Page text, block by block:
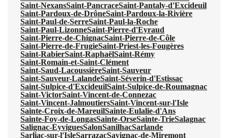
Saint-NexansSaint-PancraceSaint-Pantaly-d'Excideuil
Saint-Pardoux-de-DrôneSaint-Pardoux-la-Rivière
Saint-Paul-de-SerreSaint-Paul-la-Roche
Saint-Paul-LizonneSaint-Pierre-d'Eyraud
Saint-Pierre-de-ChignacSaint-Pierre-de-Côle
Saint-Pierre-de-FrugieSaint-Priest-les-Fougères
Saint-RabierSaint-RaphaëlSaint-Rémy
Saint-Romain-et-Saint-Clément
Saint-Saud-LacoussièreSaint-Sauveur
Saint-Sauveur-LalandeSaint-Séverin-d'Estissac
Saint-Sulpice-d'ExcideuilSaint-Sulpice-de-Roumagnac
Saint-VictorSaint-Vincent-de-Connezac
Saint-Vincent-JalmoutiersSaint-Vincent-sur-l'Isle
Sainte-Croix-de-MareuilSainte-Eulalie-d'Ans
Sainte-Foy-de-LongasSainte-OrseSainte-TrieSalagnac
Salignac-EyviguesSalonSanilhacSarlande
Sarliac-sur-l'IsleSarrazacSavignac-de-Miremont